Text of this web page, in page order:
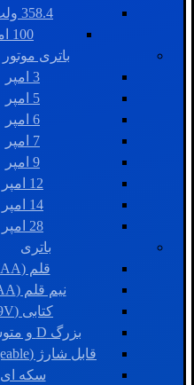
358.4 ولت
100 امپر
باتری موتور
3 امپر
5 امپر
6 امپر
7 امپر
9 امپر
12 امپر
14 امپر
28 امپر
باتری
قلم (AA)
نیم قلم (AAA)
کتابی (9V)
بزرگ D و متوسط C
قابل شارژ (Rechargeable)
سکه ای